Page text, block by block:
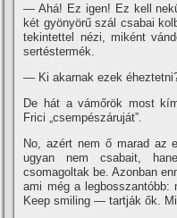
— Ahá! Ez igen! Ez kell
két gyönyörű szál csabai
tekintettel nézi, miként
sertéstermék.
— Ki akarnak ezek
De hát a vámőrök most
Frici „csempészáruját”.
No, azért nem ő marad az
ugyan nem csabait,
csomagoltak be. Azonban
ami még a legbosszantóbb:
Keep smiling — tartják ők. Mi